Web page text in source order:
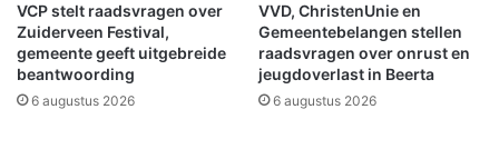
r
j
e
n
R
i
n
g
V
i
VCP stelt raadsvragen over
Zuiderveen Festival,
gemeente geeft uitgebreide
beantwoording
6 augustus 2026
VVD, ChristenUnie en
Gemeentebelangen stellen
raadsvragen over onrust en
jeugdoverlast in Beerta
6 augustus 2026